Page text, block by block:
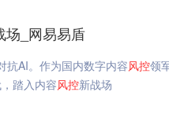
场_网易易盾
抗AI。作为国内数字内容风控领
踏入内容风控新战场